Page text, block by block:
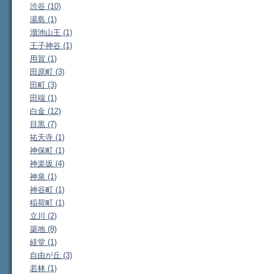
渋谷 (10)
湯島 (1)
溜池山王 (1)
王子神谷 (1)
用賀 (1)
田原町 (3)
田町 (3)
田端 (1)
白金 (12)
目黒 (7)
祐天寺 (1)
神保町 (1)
神楽坂 (4)
神泉 (1)
神谷町 (1)
稲荷町 (1)
立川 (2)
築地 (8)
経堂 (1)
自由が丘 (3)
若林 (1)